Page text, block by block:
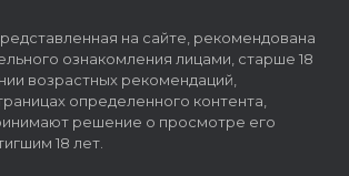
на сайте, рекомендована
ознакомления лицами, старше 18
возрастных рекомендаций,
определенного контента,
решение о просмотре его
18 лет.